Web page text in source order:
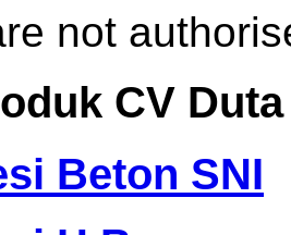
not
CV
Beton SNI